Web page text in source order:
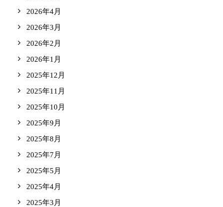
2026年4月
2026年3月
2026年2月
2026年1月
2025年12月
2025年11月
2025年10月
2025年9月
2025年8月
2025年7月
2025年5月
2025年4月
2025年3月